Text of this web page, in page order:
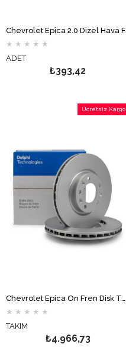
★ ★ ★ ★ ★
ADET
₺393,42
Chevrolet Epica Ön Fren Disk Takımı DELPHİ
★ ★ ★ ★ ★
TAKIM
₺4.966,73
Ücretsiz Kargo